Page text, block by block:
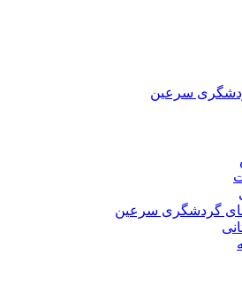
سرعین
گردشگری سرعین